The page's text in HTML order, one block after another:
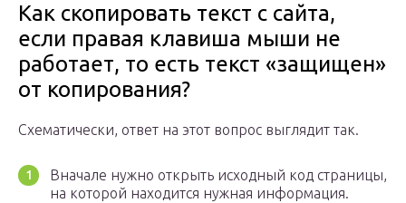
Как скопировать текст с сайта,
если правая клавиша мыши не
работает, то есть текст «защищен»
от копирования?
Схематически, ответ на этот вопрос выглядит так.
Вначале нужно открыть исходный код страницы,
на которой находится нужная информация.